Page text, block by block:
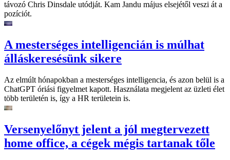
távozó Chris Dinsdale utódját. Kam Jandu május elsejétől veszi át a
pozíciót.
A mesterséges intelligencián is múlhat
álláskeresésünk sikere
Az elmúlt hónapokban a mesterséges intelligencia, és azon belül is a
ChatGPT óriási figyelmet kapott. Használata megjelent az üzleti élet
több területén is, így a HR területein is.
Versenyelőnyt jelent a jól megtervezett
home office, a cégek mégis tartanak tőle